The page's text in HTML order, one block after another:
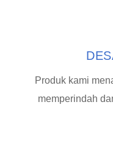
Produk kami
memperindah